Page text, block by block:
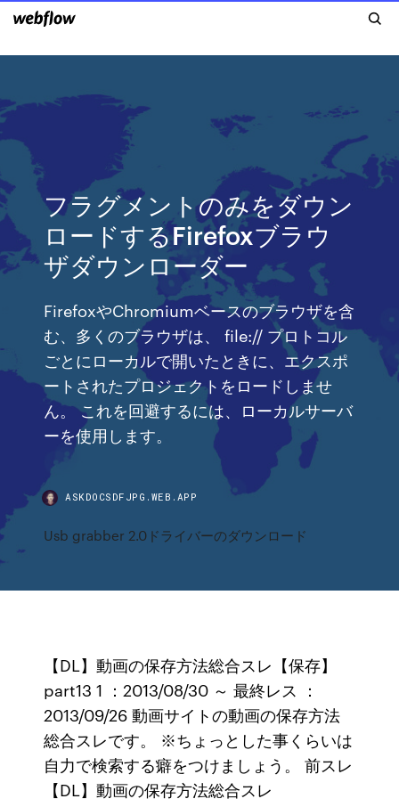
フラグメントのみをダウン
ロードするFirefoxブラウ
ザダウンローダー
FirefoxやChromiumベースのブラウザを含
む、多くのブラウザは、 file:// プロトコル
ごとにローカルで開いたときに、エクスポ
ートされたプロジェクトをロードしませ
ん。 これを回避するには、ローカルサーバ
ーを使用します。
ASKDOCSDFJPG.WEB.APP
Usb grabber 2.0ドライバーのダウンロード
【DL】動画の保存方法総合スレ【保存】
part13 1 ：2013/08/30 ～ 最終レス ：
2013/09/26 動画サイトの動画の保存方法
総合スレです。 ※ちょっとした事くらいは
自力で検索する癖をつけましょう。 前スレ
【DL】動画の保存方法総合スレ